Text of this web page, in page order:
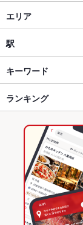
イタリアン・フレン
イタリアン
鹿児島市 天文館・
鹿児島市 天文館・
鹿児島中央駅 × イ
鹿児島中央駅 × イタ
エリア
鹿児島中央
鹿児島中央 × イタ
鹿児島中央 × イタリ
鹿児島
鹿児島 × イタリア
鹿児島 × イタリアン
駅
鹿児島中央駅
鹿児島中央駅前駅
都通駅
キーワード
エビ料理
マルゲリータ 牛タン
ランキング
鹿児島のグルメラ
鹿児島のイタリア
鹿児島のイタリア
鹿児島市 天文館